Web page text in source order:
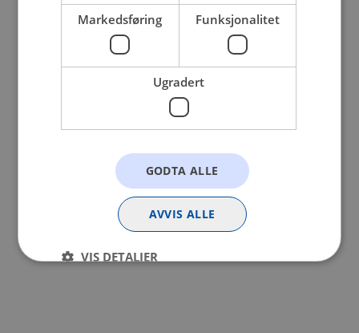
Markedsføring Funksjonalitet
Ugradert
GODTA ALLE
AVVIS ALLE
VIS DETALJER